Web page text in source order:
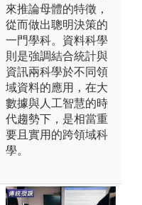
來推論母體的特徵，
從而做出聰明決策的
一門學科。資料科學
則是強調結合統計與
資訊兩科學於不同領
域資料的應用，在大
數據與人工智慧的時
代趨勢下，是相當重
要且實用的跨領域科
學。